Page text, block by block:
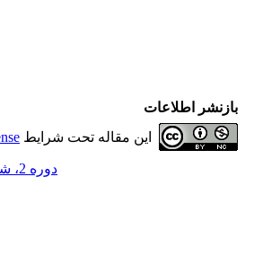
بازنشر اطلاعات
این مقاله تحت شرایط
دوره 2، شماره 3 - ( پاییز 1393 )